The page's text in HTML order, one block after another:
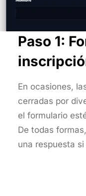
Paso 1:
En ocasiones,
cerradas por
el formulario
De todas
una respuesta